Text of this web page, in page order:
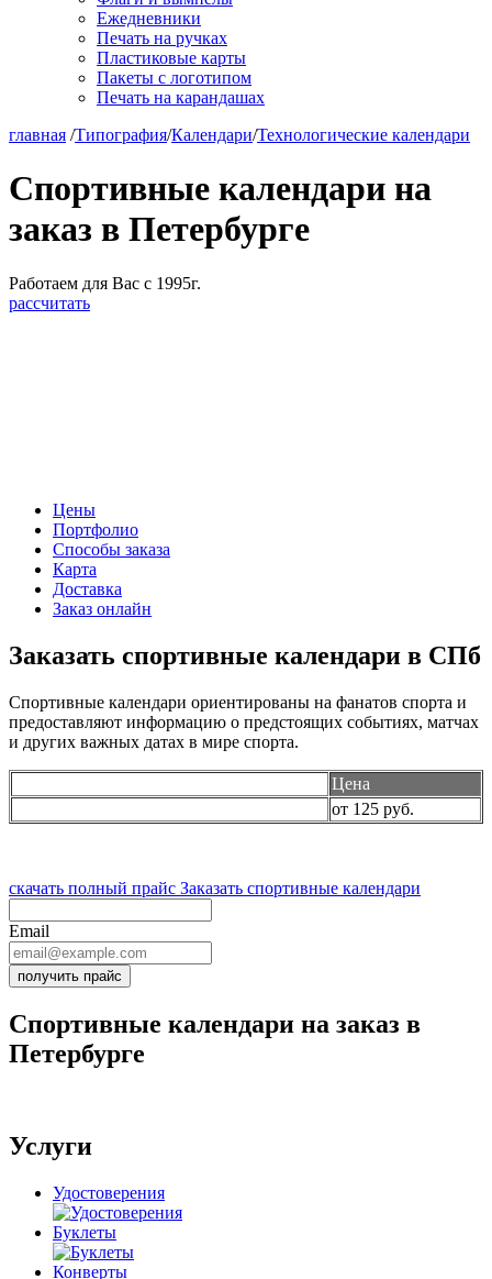
Ежедневники
Печать на ручках
Пластиковые карты
Пакеты с логотипом
Печать на карандашах
главная /Типография/Календари/Технологические календари
Спортивные календари на
заказ в Петербурге
Работаем для Вас с 1995г.
рассчитать
Цены
Портфолио
Способы заказа
Карта
Доставка
Заказ онлайн
Заказать спортивные календари в СПб
Спортивные календари ориентированы на фанатов спорта и
предоставляют информацию о предстоящих событиях, матчах
и других важных датах в мире спорта.
Цена
от 125 руб.
скачать полный прайс Заказать спортивные календари
Email
получить прайс
Спортивные календари на заказ в
Петербурге
Услуги
Удостоверения
Буклеты
Конверты